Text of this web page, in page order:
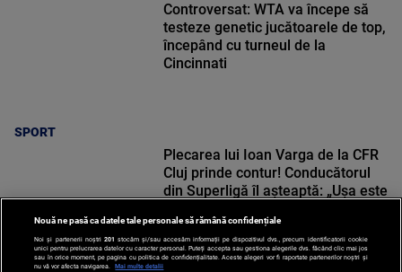
SPORT
Controversat: WTA va începe să
testeze genetic jucătoarele de top,
începând cu turneul de la
Cincinnati
Plecarea lui Ioan Varga de la CFR
Cluj prinde contur! Conducătorul
din Superligă îl așteaptă: „Ușa este
Nouă ne pasă ca datele tale personale să rămână confidențiale
Noi și partenerii noștri 201 stocăm și/sau accesăm informații pe dispozitivul dvs., precum identificatorii cookie
unici pentru prelucrarea datelor cu caracter personal. Puteți accepta sau gestiona alegerile dvs. făcând clic mai jos
sau în orice moment, pe pagina cu politica de confidențialitate. Aceste alegeri vor fi raportate partenerilor noștri și
nu vă vor afecta navigarea.
Mai multe detalii